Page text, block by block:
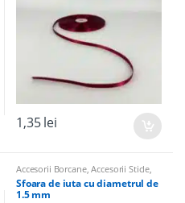
1,35lei
Accesorii Borcane,Accesorii Sticle
Panglici, Hartie de Matase, Panza de
Iuta pentru nunta
Sfoara de iuta cu diametrul de
1.5 mm